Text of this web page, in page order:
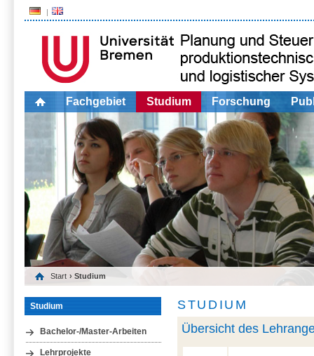
Fachgebiet Studium Forschung
Start › Studium
Studium
Bachelor-/Master-Arbeiten
Lehrprojekte
STUDIUM
Übersicht des